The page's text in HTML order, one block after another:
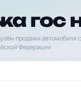
гос
продажи автомобиля
Федерации.